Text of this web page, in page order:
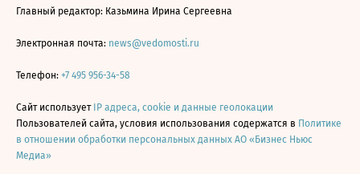
Главный редактор: Казьмина Ирина Сергеевна
Электронная почта: news@vedomosti.ru
Телефон: +7 495 956-34-58
Сайт использует IP адреса, cookie и данные геолокации
Пользователей сайта, условия использования содержатся в Политике
в отношении обработки персональных данных АО «Бизнес Ньюс
Медиа»